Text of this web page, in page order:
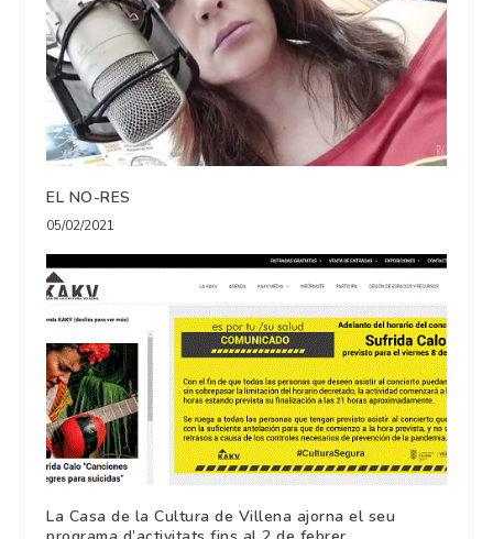
EL NO-RES
05/02/2021
La Casa de la Cultura de Villena ajorna el seu